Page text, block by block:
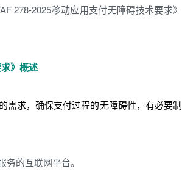
278-2025移动应用支付无障碍技术要求》
》概述
需求，确保支付过程的无障碍性，有必要制
的互联网平台。